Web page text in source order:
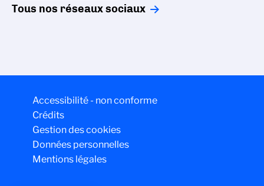
Tous nos réseaux sociaux
Accessibilité - non conforme
Crédits
Gestion des cookies
Données personnelles
Mentions légales